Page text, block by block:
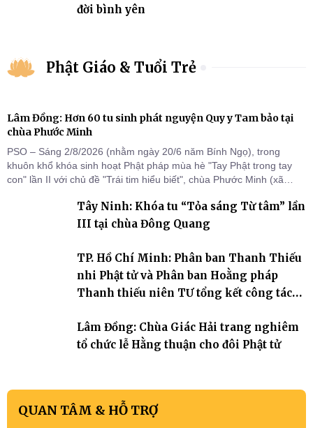
đời bình yên
Phật Giáo & Tuổi Trẻ
Lâm Đồng: Hơn 60 tu sinh phát nguyện Quy y Tam bảo tại
chùa Phước Minh
PSO – Sáng 2/8/2026 (nhằm ngày 20/6 năm Bính Ngọ), trong
khuôn khổ khóa sinh hoạt Phật pháp mùa hè "Tay Phật trong tay
con" lần II với chủ đề "Trái tim hiểu biết", chùa Phước Minh (xã
cho hơn 60 tu sinh.Tây Ninh: Khóa tu “Tỏa sáng Từ tâm” lần
III tại chùa Đông Quang
TP. Hồ Chí Minh: Phân ban Thanh Thiếu
nhi Phật tử và Phân ban Hoằng pháp
Thanh thiếu niên TƯ tổng kết công tác
Lâm Đồng: Chùa Giác Hải trang nghiêm
tổ chức lễ Hằng thuận cho đôi Phật tử
QUAN TÂM & HỖ TRỢ